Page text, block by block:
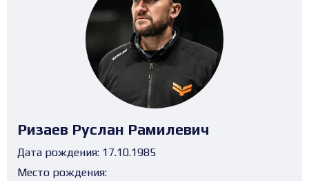
Ризаев Руслан Рамилевич
Дата рождения: 17.10.1985
Место рождения: